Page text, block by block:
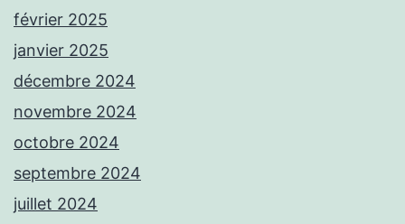
février 2025
janvier 2025
décembre 2024
novembre 2024
octobre 2024
septembre 2024
juillet 2024